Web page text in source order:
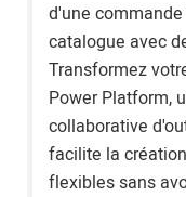
d'une
catalogue avec
Transformez
Power Platform,
collaborative
facilite la
flexibles sans